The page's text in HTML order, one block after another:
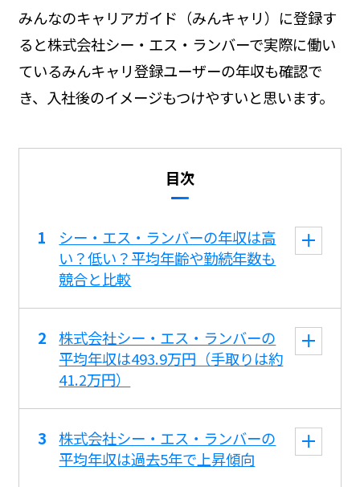
みんなのキャリアガイド（みんキャリ）に登録す
ると株式会社シー・エス・ランバーで実際に働い
ているみんキャリ登録ユーザーの年収も確認で
き、入社後のイメージもつけやすいと思います。
目次
シー・エス・ランバーの年収は高
い？低い？平均年齢や勤続年数も
競合と比較
株式会社シー・エス・ランバーの
平均年収は493.9万円（手取りは約
41.2万円）
株式会社シー・エス・ランバーの
平均年収は過去5年で上昇傾向